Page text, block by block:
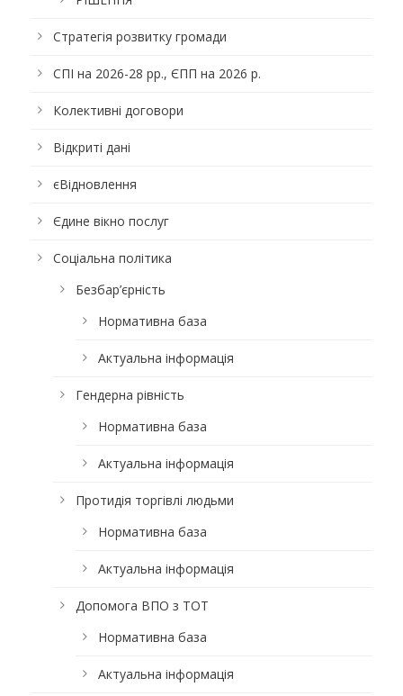
Стратегія розвитку громади
СПІ на 2026-28 рр., ЄПП на 2026 р.
Колективні договори
Відкриті дані
єВідновлення
Єдине вікно послуг
Соціальна політика
Безбар’єрність
Нормативна база
Актуальна інформація
Гендерна рівність
Нормативна база
Актуальна інформація
Протидія торгівлі людьми
Нормативна база
Актуальна інформація
Допомога ВПО з ТОТ
Нормативна база
Актуальна інформація